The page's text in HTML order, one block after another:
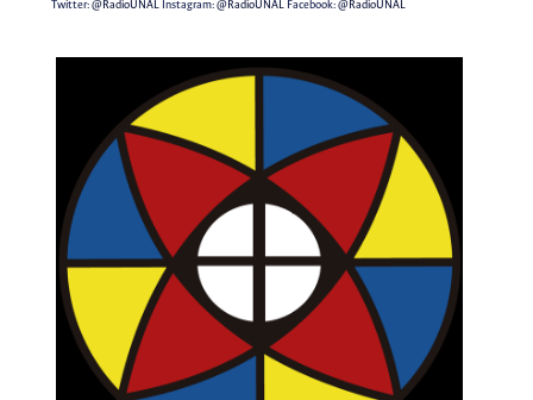
Twitter:@RadioUNALInstagram:@RadioUNALFacebook:@RadioUNAL